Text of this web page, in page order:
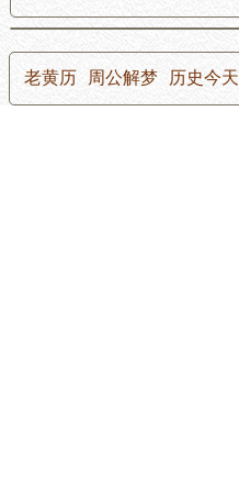
老黄历 周公解梦 历史今天